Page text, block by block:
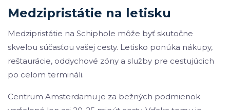
Medzipristátie na letisku
Medzipristátie na Schiphole môže byť skutočne
skvelou súčasťou vašej cesty. Letisko ponúka nákupy,
reštaurácie, oddychové zóny a služby pre cestujúcich
po celom termináli.
Centrum Amsterdamu je za bežných podmienok